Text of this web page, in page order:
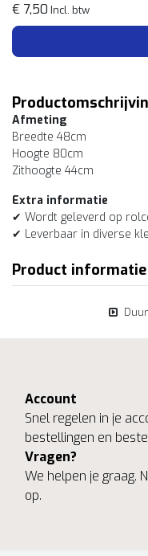
€ 7,50 Incl. btw
Afmeting
Breedte 48cm
Hoogte 80cm
Zithoogte 44cm
Extra informatie
✔ Wordt geleverd op
✔ Leverbaar in diverse
Product informatie
Account
Snel regelen in je
bestellingen en
Vragen?
We helpen je graag.
op.